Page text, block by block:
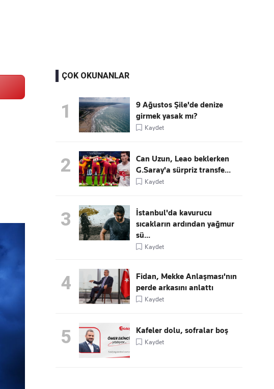
ÇOK OKUNANLAR
1
9 Ağustos Şile'de denize
girmek yasak mı?
Kaydet
2
Can Uzun, Leao beklerken
G.Saray'a sürpriz transfe...
Kaydet
3
İstanbul'da kavurucu
sıcakların ardından yağmur
sü...
Kaydet
4
Fidan, Mekke Anlaşması'nın
perde arkasını anlattı
Kaydet
5 Kafeler dolu, sofralar boş
Kaydet